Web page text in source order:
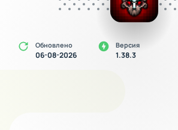
Обновлено
06-08-2026
Версия
1.38.3